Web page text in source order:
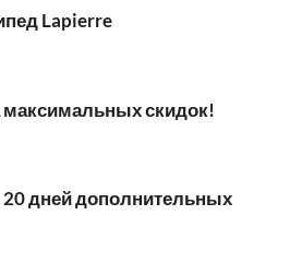
Lapierre
максимальных скидок!
20 дней дополнительных